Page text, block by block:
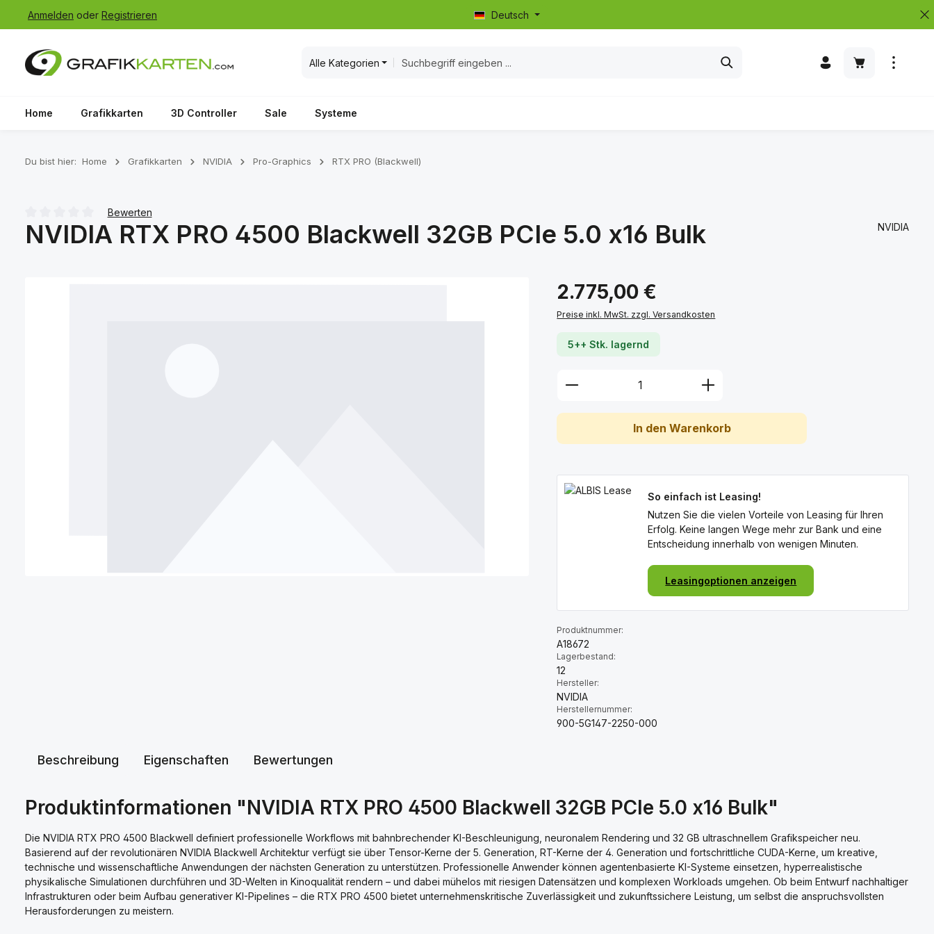
Hauptinhalt springen
Zur Suche springen
Zur Hauptnavigation springen
Anmelden oder Registrieren Deutsch
Alle Kategorien
Warenkorb
Home Grafikkarten 3D Controller Sale Systeme
Du bist hier: Home Grafikkarten NVIDIA Pro-Graphics RTX PRO (Blackwell)
Durchschnittliche Bewertung von 0 von 5 Sternen
Bewerten
NVIDIA RTX PRO 4500 Blackwell 32GB PCIe 5.0 x16 Bulk NVIDIA
Regulärer Preis:
2.775,00 €
Preise inkl. MwSt. zzgl. Versandkosten
5++ Stk. lagernd
Produkt Anzahl: Gib den gewünschten Wert
In den Warenkorb
So einfach ist Leasing!
Nutzen Sie die vielen Vorteile von Leasing für Ihren
Erfolg. Keine langen Wege mehr zur Bank und eine
Entscheidung innerhalb von wenigen Minuten.
Leasingoptionen anzeigen
Produktnummer:
A18672
Lagerbestand:
12
Hersteller:
NVIDIA
Herstellernummer:
900-5G147-2250-000
Beschreibung Eigenschaften Bewertungen
Produktinformationen "NVIDIA RTX PRO 4500 Blackwell 32GB PCIe 5.0 x16 Bulk"
Die NVIDIA RTX PRO 4500 Blackwell definiert professionelle Workflows mit bahnbrechender KI-Beschleunigung, neuronalem Rendering und 32 GB ultraschnellem Grafikspeicher neu.
Basierend auf der revolutionären NVIDIA Blackwell Architektur verfügt sie über Tensor-Kerne der 5. Generation, RT-Kerne der 4. Generation und fortschrittliche CUDA-Kerne, um kreative,
technische und wissenschaftliche Anwendungen der nächsten Generation zu unterstützen. Professionelle Anwender können agentenbasierte KI-Systeme einsetzen, hyperrealistische
physikalische Simulationen durchführen und 3D-Welten in Kinoqualität rendern – und dabei mühelos mit riesigen Datensätzen und komplexen Workloads umgehen. Ob beim Entwurf nachhaltiger
Infrastrukturen oder beim Aufbau generativer KI-Pipelines – die RTX PRO 4500 bietet unternehmenskritische Zuverlässigkeit und zukunftssichere Leistung, um selbst die anspruchsvollsten
Herausforderungen zu meistern.